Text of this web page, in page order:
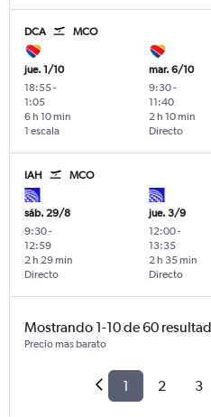
DCA MCO
jue. 1/10
18:55-
1:05
1 escala
6 h 10 min
mar. 6/10
9:30-
11:40
Directo
2 h 10 min
IAH MCO
sáb. 29/8
9:30-
12:59
Directo
2 h 29 min
jue. 3/9
12:00-
13:35
Directo
2 h 35 min
Mostrando 1-10 de 60
Precio más barato
1 2 3